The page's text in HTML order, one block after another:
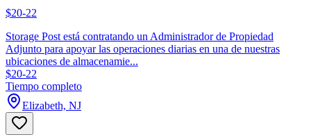
$20-22
Storage Post está contratando un Administrador de Propiedad
Adjunto para apoyar las operaciones diarias en una de nuestras
ubicaciones de almacenamie...
$20-22
Tiempo completo
Elizabeth, NJ